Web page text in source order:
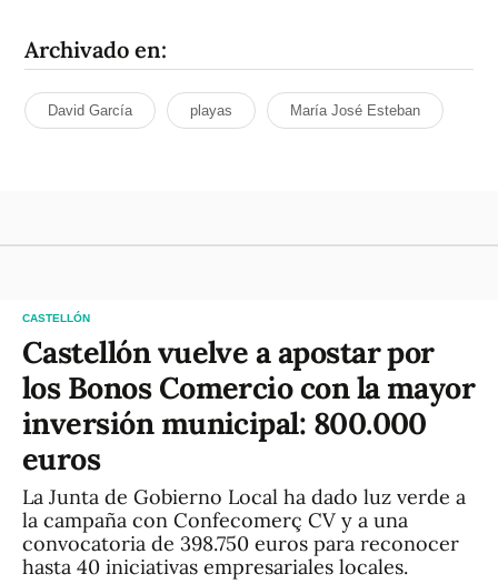
Archivado en:
David García playas María José Esteban
CASTELLÓN
Castellón vuelve a apostar por
los Bonos Comercio con la mayor
inversión municipal: 800.000
euros
La Junta de Gobierno Local ha dado luz verde a
la campaña con Confecomerç CV y a una
convocatoria de 398.750 euros para reconocer
hasta 40 iniciativas empresariales locales.